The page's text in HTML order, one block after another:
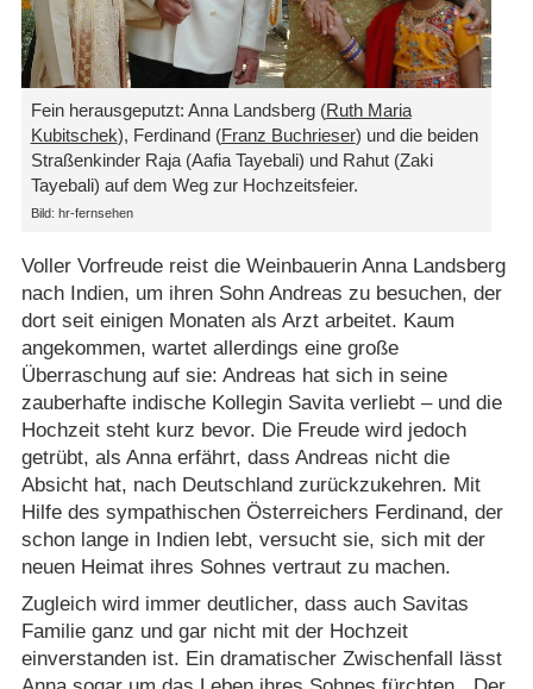
Fein herausgeputzt: Anna Landsberg (Ruth Maria
Kubitschek), Ferdinand (Franz Buchrieser) und die beiden
Straßenkinder Raja (Aafia Tayebali) und Rahut (Zaki
Tayebali) auf dem Weg zur Hochzeitsfeier.
Bild: hr-fernsehen
Voller Vorfreude reist die Weinbauerin Anna Landsberg
nach Indien, um ihren Sohn Andreas zu besuchen, der
dort seit einigen Monaten als Arzt arbeitet. Kaum
angekommen, wartet allerdings eine große
Überraschung auf sie: Andreas hat sich in seine
zauberhafte indische Kollegin Savita verliebt – und die
Hochzeit steht kurz bevor. Die Freude wird jedoch
getrübt, als Anna erfährt, dass Andreas nicht die
Absicht hat, nach Deutschland zurückzukehren. Mit
Hilfe des sympathischen Österreichers Ferdinand, der
schon lange in Indien lebt, versucht sie, sich mit der
neuen Heimat ihres Sohnes vertraut zu machen.
Zugleich wird immer deutlicher, dass auch Savitas
Familie ganz und gar nicht mit der Hochzeit
einverstanden ist. Ein dramatischer Zwischenfall lässt